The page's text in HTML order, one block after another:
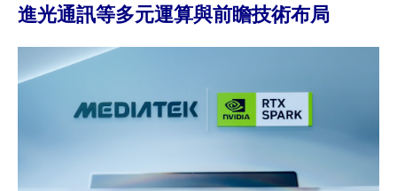
進光通訊等多元運算與前瞻技術布局